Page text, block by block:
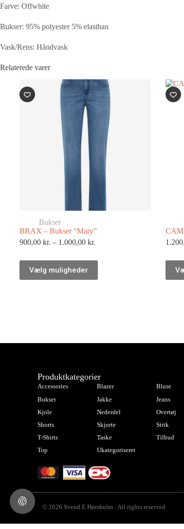
Farve: Offwhite
Bukser: 95% polyester 5% elasthan
Vask/Rens: Håndvask
Relaterede varer
Bukser
BRAX – Bukser “Mary”
900,00 kr. – 1.000,00 kr.
Vælg muligheder
Produktkategorier
Accessories Blazer
Bluse
Bukser
Jakke
Jeans
Kjole
Nederdel
Overtøj
Shorts
Skjorte
Strik
T-Shirts
Taske
Tilbud
Top
Ukategoriseret
© 2026 Svend E Hørsholm · All rights reserved